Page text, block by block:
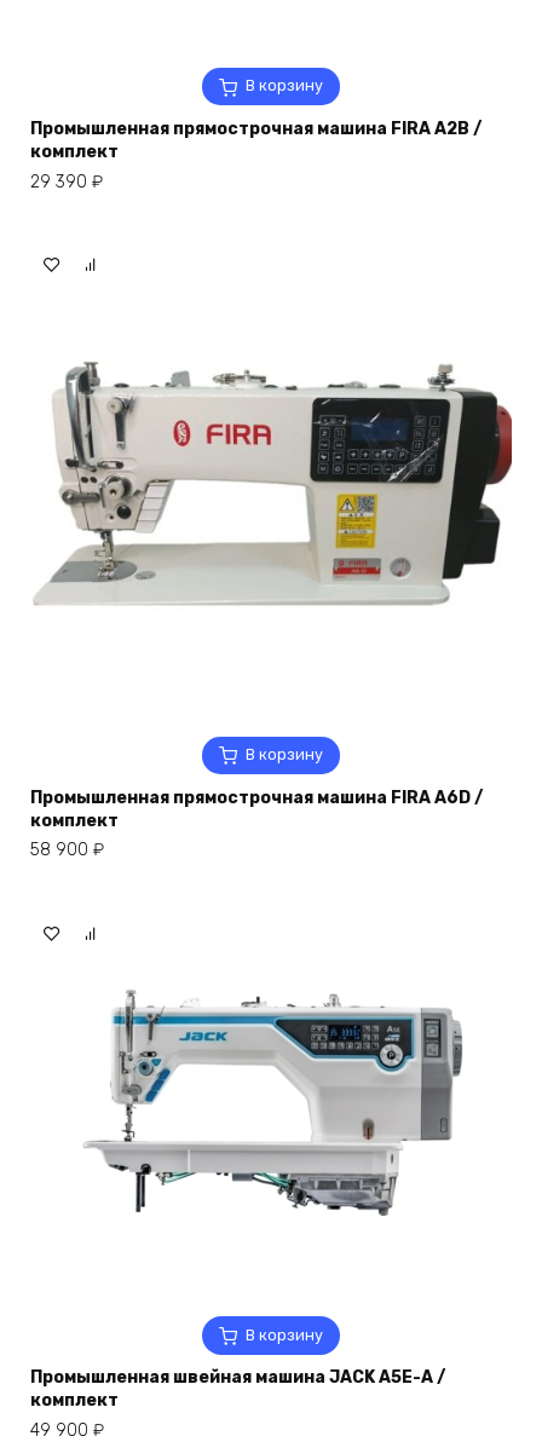
В корзину
Промышленная прямострочная машина FIRA A2B /
комплект
29 390 ₽
В корзину
Промышленная прямострочная машина FIRA A6D /
комплект
58 900 ₽
В корзину
Промышленная швейная машина JACK A5E-A /
комплект
49 900 ₽